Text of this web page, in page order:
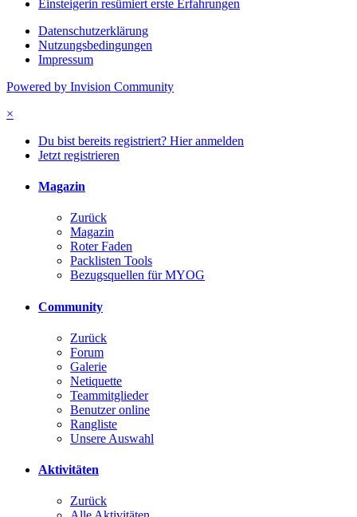
Einsteigerin resümiert erste Erfahrungen
Datenschutzerklärung
Nutzungsbedingungen
Impressum
Powered by Invision Community
×
Du bist bereits registriert? Hier anmelden
Jetzt registrieren
Magazin
Zurück
Magazin
Roter Faden
Packlisten Tools
Bezugsquellen für MYOG
Community
Zurück
Forum
Galerie
Netiquette
Teammitglieder
Benutzer online
Rangliste
Unsere Auswahl
Aktivitäten
Zurück